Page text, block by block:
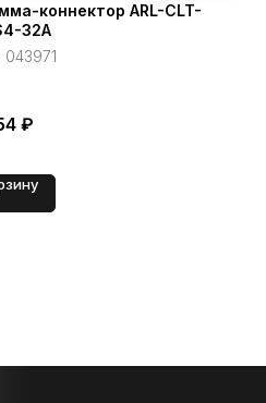
коннектор ARL-CLT-
32A
043971
₽